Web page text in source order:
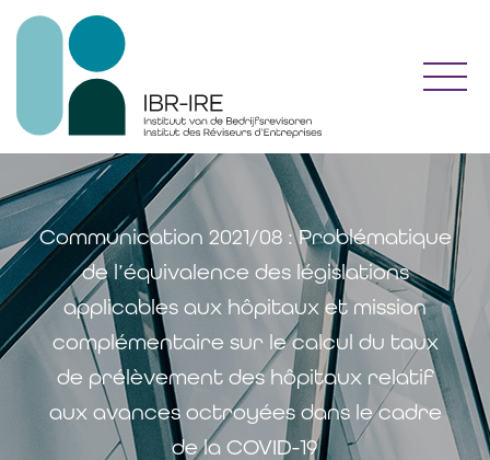
Communication 2021/08 : Problématique
de l’équivalence des législations
applicables aux hôpitaux et mission
complémentaire sur le calcul du taux
de prélèvement des hôpitaux relatif
aux avances octroyées dans le cadre
de la COVID-19